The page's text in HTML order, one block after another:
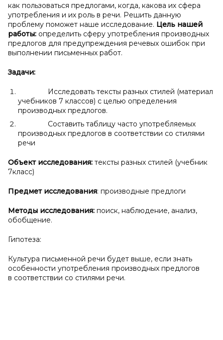
как пользоваться предлогами, когда, какова их сфера
употребления и их роль в речи. Решить данную
проблему поможет наше исследование. Цель нашей
работы: определить сферу употребления производных
предлогов для предупреждения речевых ошибок при
выполнении письменных работ.
Задачи:
Исследовать тексты разных стилей (материал
учебников 7 классов) с целью определения
производных предлогов.
Составить таблицу часто употребляемых
производных предлогов в соответствии со стилями
речи
Объект исследования: тексты разных стилей (учебник
7класс)
Предмет исследования: производные предлоги
Методы исследования: поиск, наблюдение, анализ,
обобщение.
Гипотеза:
Культура письменной речи будет выше, если знать
особенности употребления производных предлогов
в соответствии со стилями речи.